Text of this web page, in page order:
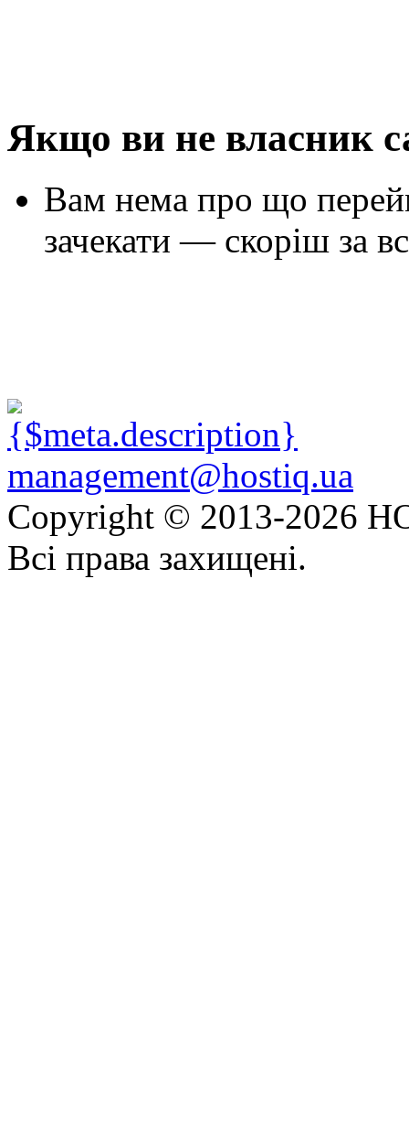
Якщо ви не власник
Вам нема про що
зачекати — скоріш за
management@hostiq.ua
Copyright © 2013-2026
Всі права захищені.